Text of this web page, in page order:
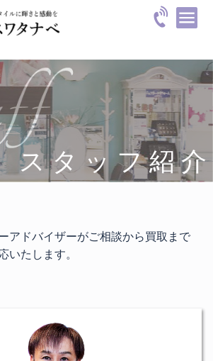
スタッフ紹介
アドバイザーがご相談から買取まで
いたします。